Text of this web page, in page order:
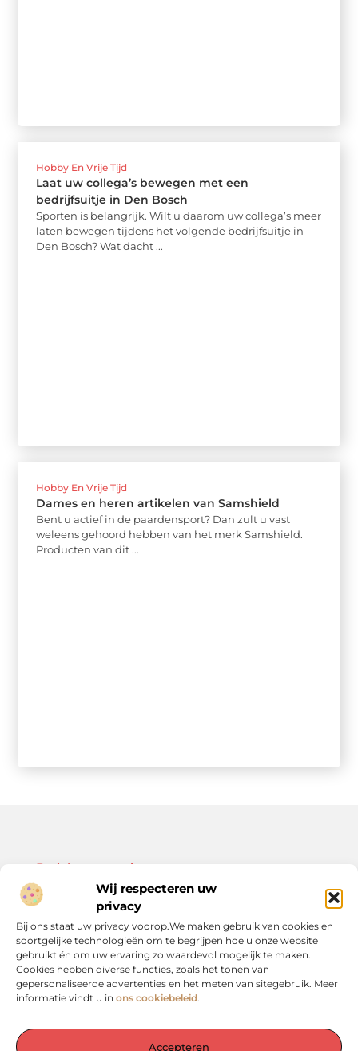
Wij respecteren uw
privacy
Bij ons staat uw privacy voorop.We maken gebruik van cookies en
soortgelijke technologieën om te begrijpen hoe u onze website
gebruikt én om uw ervaring zo waardevol mogelijk te maken.
Cookies hebben diverse functies, zoals het tonen van
gepersonaliseerde advertenties en het meten van sitegebruik. Meer
informatie vindt u in ons cookiebeleid.
Accepteren
Hobby En Vrije Tijd
Laat uw collega’s bewegen met een
bedrijfsuitje in Den Bosch
Sporten is belangrijk. Wilt u daarom uw collega’s meer
laten bewegen tijdens het volgende bedrijfsuitje in
Den Bosch? Wat dacht ...
Hobby En Vrije Tijd
Dames en heren artikelen van Samshield
Bent u actief in de paardensport? Dan zult u vast
weleens gehoord hebben van het merk Samshield.
Producten van dit ...
Onze informatie
Bericht categorie